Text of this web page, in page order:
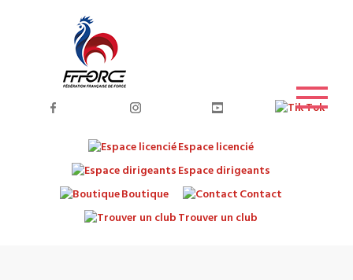
Espace licencié
Espace dirigeants
Boutique
Contact
Trouver un club